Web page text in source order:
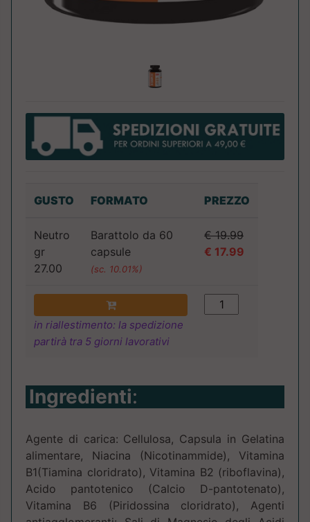
GUSTO FORMATO PREZZO
Neutro
gr
27.00
Barattolo da 60
capsule
(sc. 10.01%)
€ 19.99
€ 17.99
in riallestimento: la spedizione
partirà tra 5 giorni lavorativi
Ingredienti:
Agente di carica: Cellulosa, Capsula in Gelatina
alimentare, Niacina (Nicotinammide), Vitamina
B1(Tiamina cloridrato), Vitamina B2 (riboflavina),
Acido pantotenico (Calcio D-pantotenato),
Vitamina B6 (Piridossina cloridrato), Agenti